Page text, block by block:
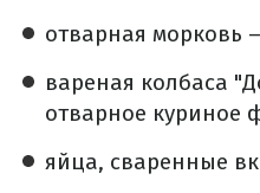
отварная морковь
вареная колбаса
отварное куриное
яйца, сваренные